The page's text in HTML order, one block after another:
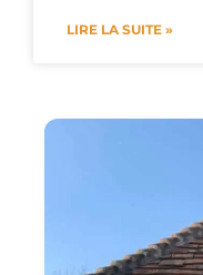
LIRE LA SUITE »